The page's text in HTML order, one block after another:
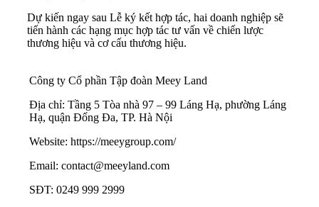
Dự kiến ngay sau Lễ ký kết hợp tác, hai doanh nghiệp sẽ
tiến hành các hạng mục hợp tác tư vấn về chiến lược
thương hiệu và cơ cấu thương hiệu.
Công ty Cổ phần Tập đoàn Meey Land
Địa chỉ: Tầng 5 Tòa nhà 97 – 99 Láng Hạ, phường Láng
Hạ, quận Đống Đa, TP. Hà Nội
Website: https://meeygroup.com/
Email: contact@meeyland.com
SĐT: 0249 999 2999